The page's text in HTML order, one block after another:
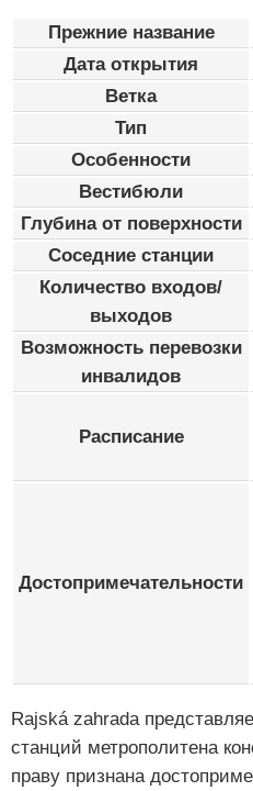
Прежние название
Дата открытия
Ветка
Тип
Особенности
Вестибюли
Глубина от поверхности
Соседние станции
Количество входов/
выходов
Возможность перевозки
инвалидов
Расписание
Достопримечательности
Rajská zahrada
станций метрополитена
праву признана